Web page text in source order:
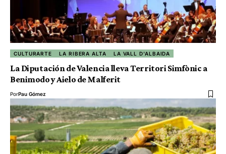
CULTURARTE LA RIBERA ALTA LA VALL D'ALBAIDA
La Diputación de Valencia lleva Territori Simfònic a
Benimodo y Aielo de Malferit
PorPau Gómez